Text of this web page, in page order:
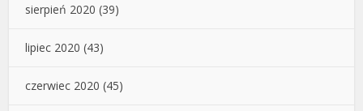
sierpień 2020 (39)
lipiec 2020 (43)
czerwiec 2020 (45)